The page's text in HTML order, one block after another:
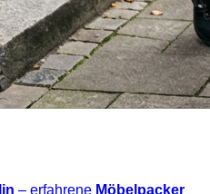
– erfahrene Möbelpacker